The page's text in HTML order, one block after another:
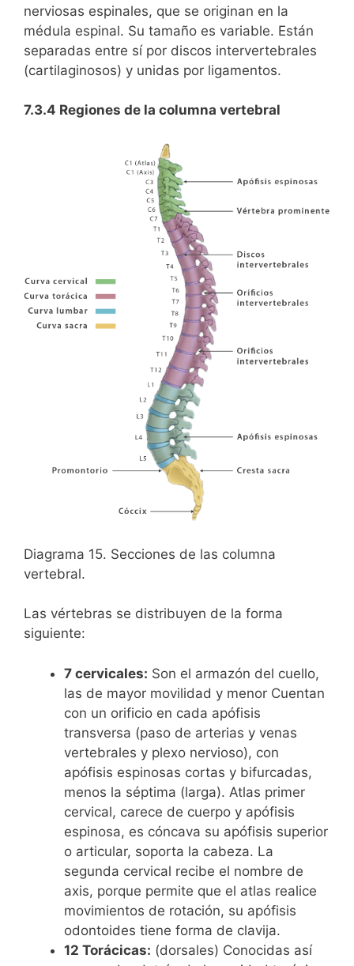
nerviosas espinales, que se originan en la
médula espinal. Su tamaño es variable. Están
separadas entre sí por discos intervertebrales
(cartilaginosos) y unidas por ligamentos.
7.3.4 Regiones de la columna vertebral
Diagrama 15. Secciones de las columna
vertebral.
Las vértebras se distribuyen de la forma
siguiente:
7 cervicales: Son el armazón del cuello,
las de mayor movilidad y menor Cuentan
con un orificio en cada apófisis
transversa (paso de arterias y venas
vertebrales y plexo nervioso), con
apófisis espinosas cortas y bifurcadas,
menos la séptima (larga). Atlas primer
cervical, carece de cuerpo y apófisis
espinosa, es cóncava su apófisis superior
o articular, soporta la cabeza. La
segunda cervical recibe el nombre de
axis, porque permite que el atlas realice
movimientos de rotación, su apófisis
odontoides tiene forma de clavija.
12 Torácicas: (dorsales) Conocidas así